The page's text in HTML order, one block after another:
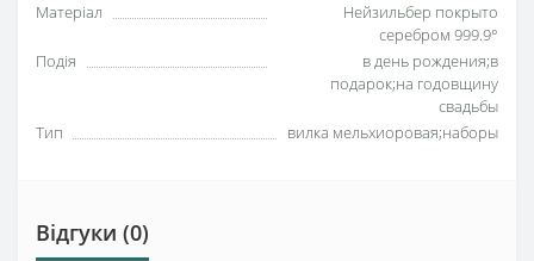
Матеріал
Нейзильбер покрыто
серебром 999.9°
Подія
в день рождения;в
подарок;на годовщину
свадьбы
Тип
вилка мельхиоровая;наборы
Відгуки (0)